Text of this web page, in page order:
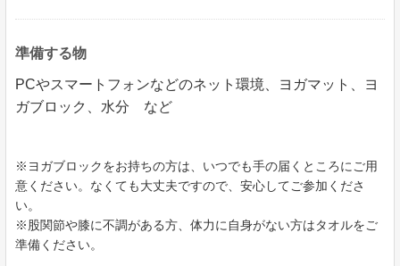
​​​​​​​準備する物
PCやスマートフォンなどのネット環境、ヨガマット、ヨ
ガブロック、水分 など
※ヨガブロックをお持ちの方は、いつでも手の届くところにご用
意ください。なくても大丈夫ですので、安心してご参加くださ
い。
※股関節や膝に不調がある方、体力に自身がない方はタオルをご
準備ください。